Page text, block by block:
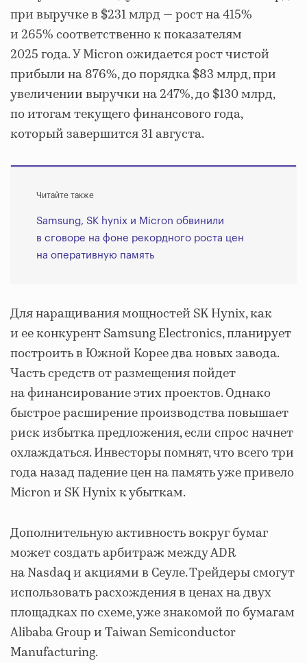
при выручке в $231 млрд — рост на 415%
и 265% соответственно к показателям
2025 года. У Micron ожидается рост чистой
прибыли на 876%, до порядка $83 млрд, при
увеличении выручки на 247%, до $130 млрд,
по итогам текущего финансового года,
который завершится 31 августа.
Читайте также
Samsung, SK hynix и Micron обвинили
в сговоре на фоне рекордного роста цен
на оперативную память
Для наращивания мощностей SK Hynix, как
и ее конкурент Samsung Electronics, планирует
построить в Южной Корее два новых завода.
Часть средств от размещения пойдет
на финансирование этих проектов. Однако
быстрое расширение производства повышает
риск избытка предложения, если спрос начнет
охлаждаться. Инвесторы помнят, что всего три
года назад падение цен на память уже привело
Micron и SK Hynix к убыткам.
Дополнительную активность вокруг бумаг
может создать арбитраж между ADR
на Nasdaq и акциями в Сеуле. Трейдеры смогут
использовать расхождения в ценах на двух
площадках по схеме, уже знакомой по бумагам
Alibaba Group и Taiwan Semiconductor
Manufacturing.